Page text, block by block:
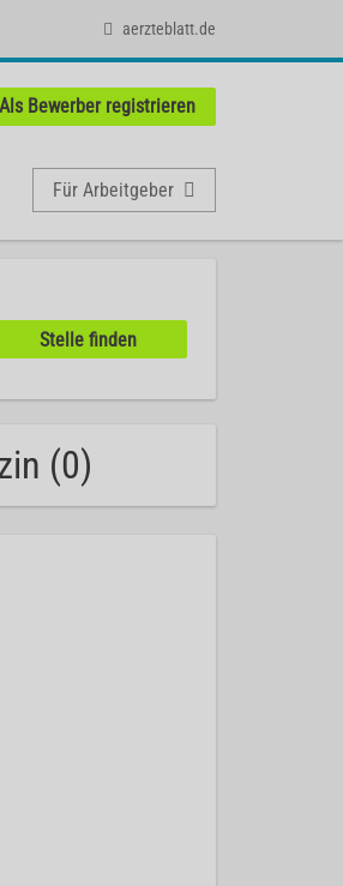
aerzteblatt.de
Als Bewerber registrieren
Für Arbeitgeber
(0)